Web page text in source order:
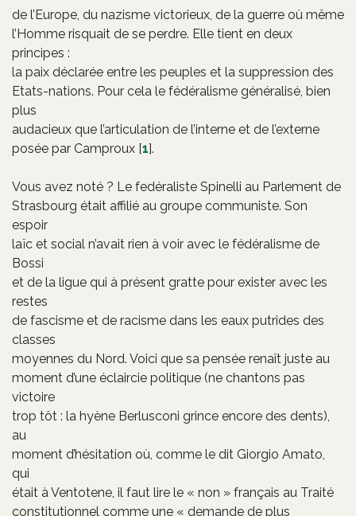
de l’Europe, du nazisme victorieux, de la guerre où même
l’Homme risquait de se perdre. Elle tient en deux
principes :
la paix déclarée entre les peuples et la suppression des
Etats-nations. Pour cela le fédéralisme généralisé, bien
plus
audacieux que l’articulation de l’interne et de l’externe
posée par Camproux [1].
Vous avez noté ? Le fedéraliste Spinelli au Parlement de
Strasbourg était affilié au groupe communiste. Son
espoir
laïc et social n’avait rien à voir avec le fédéralisme de
Bossi
et de la ligue qui à présent gratte pour exister avec les
restes
de fascisme et de racisme dans les eaux putrides des
classes
moyennes du Nord. Voici que sa pensée renaît juste au
moment d’une éclaircie politique (ne chantons pas
victoire
trop tôt : la hyène Berlusconi grince encore des dents),
au
moment d’hésitation où, comme le dit Giorgio Amato,
qui
était à Ventotene, il faut lire le « non » français au Traité
constitutionnel comme une « demande de plus